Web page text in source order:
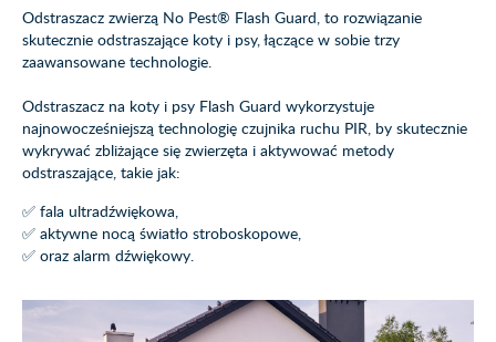
Odstraszacz zwierzą No Pest® Flash Guard, to rozwiązanie
skutecznie odstraszające koty i psy, łączące w sobie trzy
zaawansowane technologie.
Odstraszacz na koty i psy Flash Guard wykorzystuje
najnowocześniejszą technologię czujnika ruchu PIR, by skutecznie
wykrywać zbliżające się zwierzęta i aktywować metody
odstraszające, takie jak:
✅ fala ultradźwiękowa,
✅ aktywne nocą światło stroboskopowe,
✅ oraz alarm dźwiękowy.